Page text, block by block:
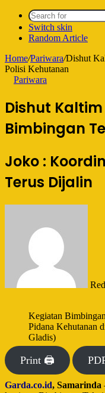
Switch skin
Random Article
Home/Pariwara/Dishut
Polisi Kehutanan
Pariwara
Dishut
Bimbingan
Joko :
Terus Dijalin
Kegiatan
Pidana Kehutanan
Gladis)
Print 🖨
Garda.co.id, Samarinda